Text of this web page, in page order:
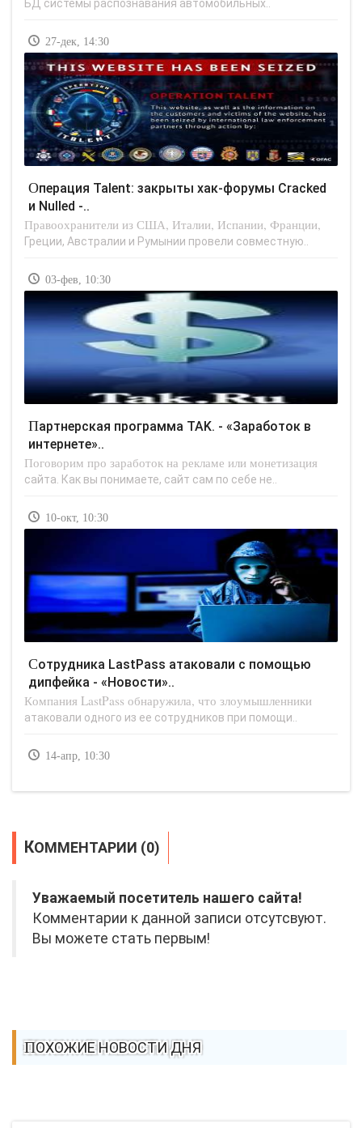
БД системы распознавания автомобильных..
27-дек, 14:30
Операция Talent: закрыты хак-форумы Cracked
и Nulled -..
Правоохранители из США, Италии, Испании, Франции,
Греции, Австралии и Румынии провели совместную..
03-фев, 10:30
Партнерская программа TAK. - «Заработок в
интернете»..
Поговорим про заработок на рекламе или монетизация
сайта. Как вы понимаете, сайт сам по себе не..
10-окт, 10:30
Сотрудника LastPass атаковали с помощью
дипфейка - «Новости»..
Компания LastPass обнаружила, что злоумышленники
атаковали одного из ее сотрудников при помощи..
14-апр, 10:30
КОММЕНТАРИИ (0)
Уважаемый посетитель нашего сайта!
Комментарии к данной записи отсутсвуют.
Вы можете стать первым!
ПОХОЖИЕ НОВОСТИ ДНЯ